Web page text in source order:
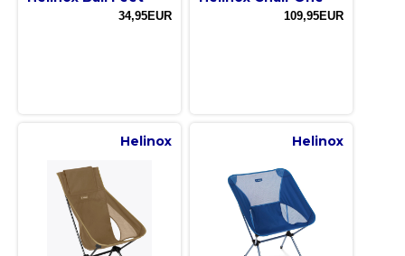
34,95EUR 109,95EUR
Helinox Helinox